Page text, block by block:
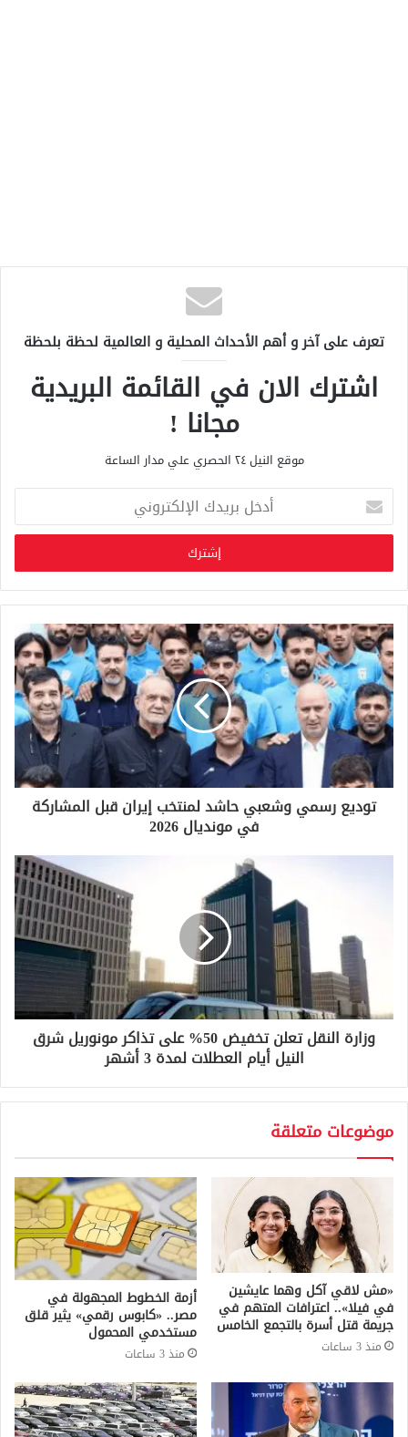
تعرف على آخر و أهم الأحداث المحلية و العالمية لحظة بلحظة
اشترك الان في القائمة البريدية
مجانا !
موقع النيل ٢٤ الحصري علي مدار الساعة
خ
ب
ر
ي
د
ك
ا
ل
إ
ل
ك
ر
توديع رسمي وشعبي حاشد لمنتخب إيران قبل المشاركة
في مونديال 2026
وزارة النقل تعلن تخفيض 50% على تذاكر مونوريل شرق
النيل أيام العطلات لمدة 3 أشهر
موضوعات متعلقة
«مش لاقي آكل وهما عايشين
في فيلا».. اعترافات المتهم في
جريمة قتل أسرة بالتجمع الخامس
منذ 3 ساعات
أزمة الخطوط المجهولة في
مصر.. «كابوس رقمي» يثير قلق
مستخدمي المحمول
منذ 3 ساعات